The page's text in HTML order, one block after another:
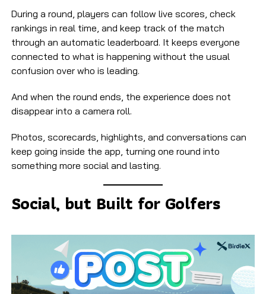
During a round, players can follow live scores, check
rankings in real time, and keep track of the match
through an automatic leaderboard. It keeps everyone
connected to what is happening without the usual
confusion over who is leading.
And when the round ends, the experience does not
disappear into a camera roll.
Photos, scorecards, highlights, and conversations can
keep going inside the app, turning one round into
something more social and lasting.
Social, but Built for Golfers